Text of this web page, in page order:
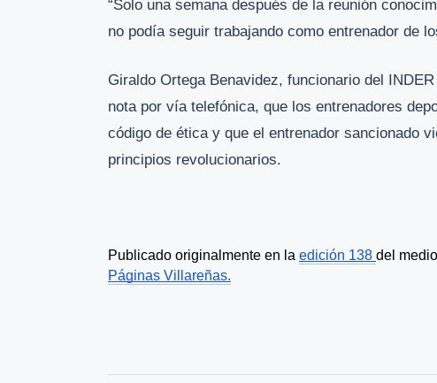
“Solo una semana después de la reunión
no podía seguir trabajando como entrenador de
Giraldo Ortega Benavidez, funcionario del
nota por vía telefónica, que los entrenadores
código de ética y que el entrenador sancionado
principios revolucionarios.
Publicado originalmente en la edición 138
Páginas Villareñas.